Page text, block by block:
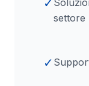
✓
settore
✓